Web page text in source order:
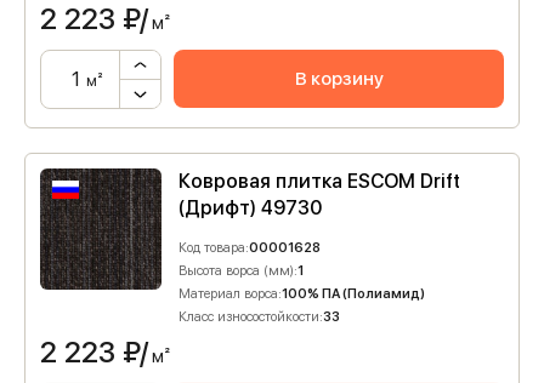
2 223 ₽/м²
м² В корзину
Ковровая плитка ESCOM Drift
(Дрифт) 49730
Код товара:00001628
Высота ворса (мм):1
Материал ворса:100% ПА (Полиамид)
Класс износостойкости:33
2 223 ₽/м²